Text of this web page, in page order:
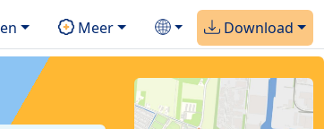
Meer Download